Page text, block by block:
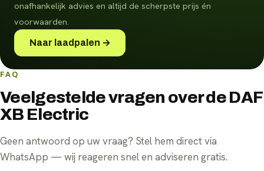
onafhankelijk advies en altijd de scherpste prijs én
voorwaarden.
Naar laadpalen →
FAQ
Veelgestelde vragen over de DAF
XB Electric
Geen antwoord op uw vraag? Stel hem direct via
WhatsApp — wij reageren snel en adviseren gratis.